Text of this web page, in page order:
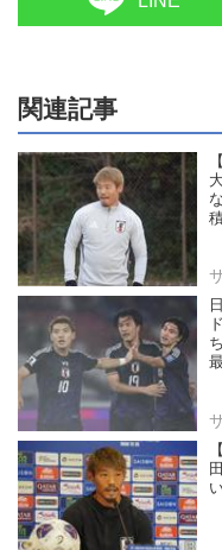
関連記事